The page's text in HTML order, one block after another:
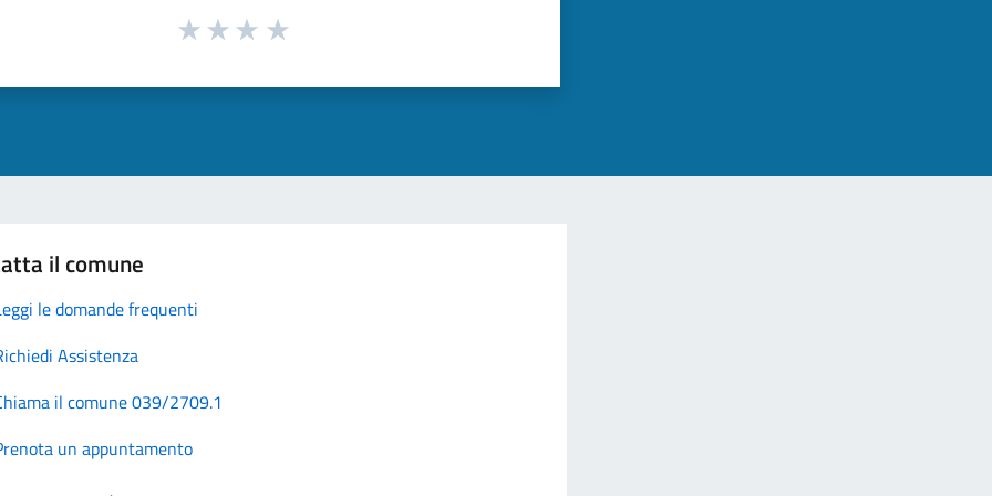
il comune
le domande frequenti
Assistenza
il comune 039/2709.1
un appuntamento